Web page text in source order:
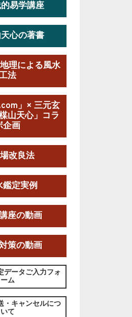
実践的四柱推
2026-07-19
命塾実践的風水
2026-03-01
は終了しました。
風水講座
2025-06-08
は終了しました。
塾『実践的易
2025-08-24
は終了しました。
塾「実践的四
推命学）講座」
05-11
易学講座
心の著書
理による風水
法
」× 三元玄
山天心」コラ
企画
改良法
鑑定実例
座の動画
策の動画
データご入力フォ
ーム
・キャンセルにつ
いて